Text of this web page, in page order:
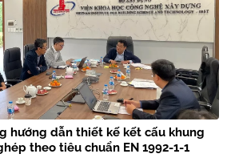
hướng dẫn thiết kế kết cấu khung
theo tiêu chuẩn EN 1992-1-1